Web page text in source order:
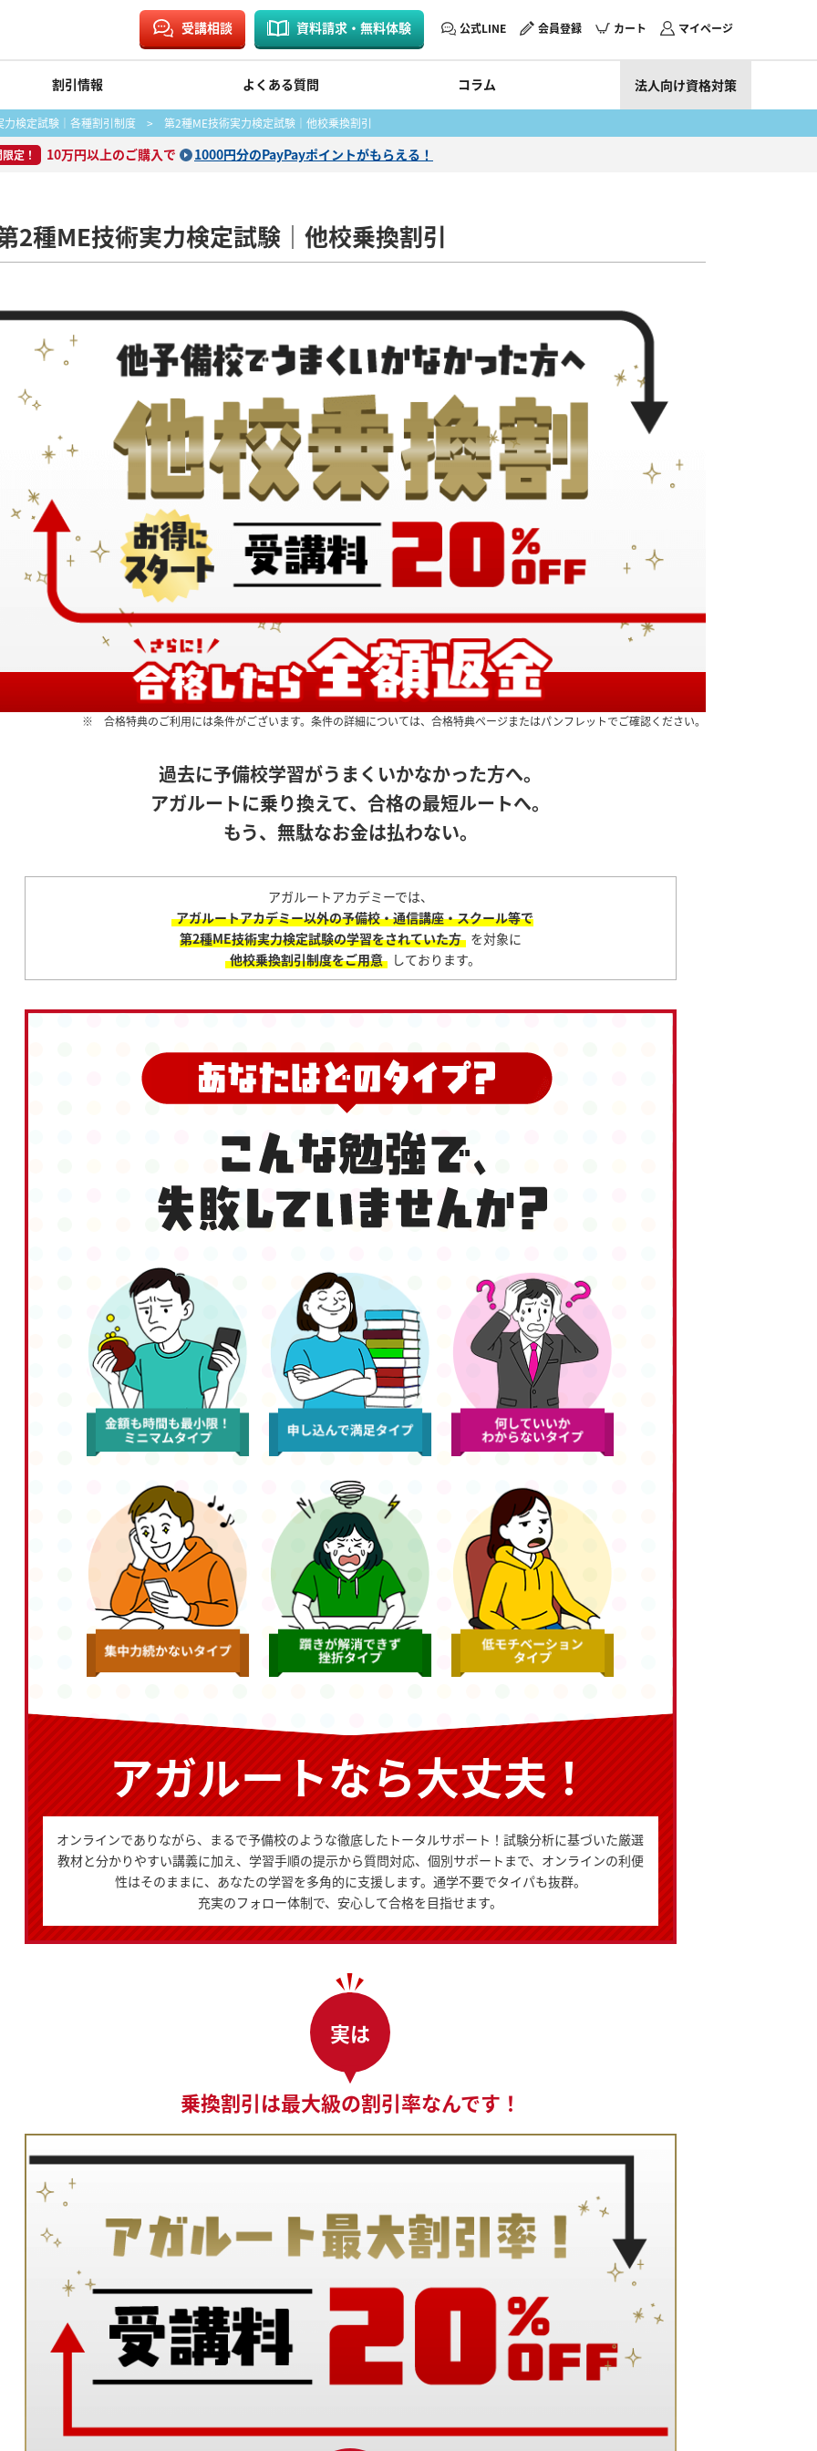
受講相談 資料請求・無料体験 公式LINE 会員登録 カート マイページ
割引情報 よくある質問 コラム 法人向け資格対策
力検定試験｜各種割引制度 > 第2種ME技術実力検定試験｜他校乗換割引
定！ 10万円以上のご購入で 1000円分のPayPayポイントがもらえる！
2種ME技術実力検定試験｜他校乗換割引
※ 合格特典のご利用には条件がございます。条件の詳細については、合格特典ページまたはパンフレットでご確認ください。
過去に予備校学習がうまくいかなかった方へ。
アガルートに乗り換えて、合格の最短ルートへ。
もう、無駄なお金は払わない。
アガルートアカデミーでは、
アガルートアカデミー以外の予備校・通信講座・スクール等で
第2種ME技術実力検定試験の学習をされていた方 を対象に
他校乗換割引制度をご用意
しております。
アガルートなら大丈夫！
オンラインでありながら、まるで予備校のような徹底したトータルサポート！試験分析に基づいた厳選
教材と分かりやすい講義に加え、学習手順の提示から質問対応、個別サポートまで、オンラインの利便
性はそのままに、あなたの学習を多角的に支援します。通学不要でタイパも抜群。
充実のフォロー体制で、安心して合格を目指せます。
実は
乗換割引は最大級の割引率なんです！